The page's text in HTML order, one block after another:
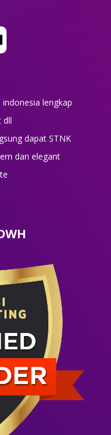
lengkap
dll
dapat STNK
dan elegant